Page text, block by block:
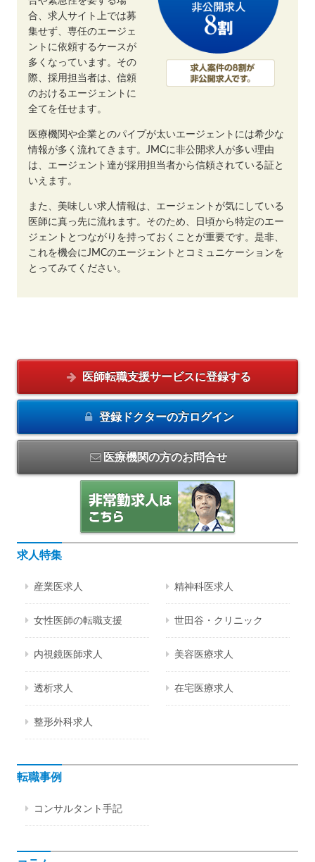
合、求人サイト上では募
集せず、専任のエージェ
ントに依頼するケースが
多くなっています。その
際、採用担当者は、信頼
のおけるエージェントに
全てを任せます。
医療機関や企業とのパイプが太いエージェントには希少な
情報が多く流れてきます。JMCに非公開求人が多い理由
は、エージェント達が採用担当者から信頼されている証と
いえます。
また、美味しい求人情報は、エージェントが気にしている
医師に真っ先に流れます。そのため、日頃から特定のエー
ジェントとつながりを持っておくことが重要です。是非、
これを機会にJMCのエージェントとコミュニケーションを
とってみてください。
医師転職支援サービスに登録する
登録ドクターの方ログイン
医療機関の方のお問合せ
求人特集
産業医求人 精神科医求人
女性医師の転職支援 世田谷・クリニック
内視鏡医師求人 美容医療求人
透析求人 在宅医療求人
整形外科求人
転職事例
コンサルタント手記